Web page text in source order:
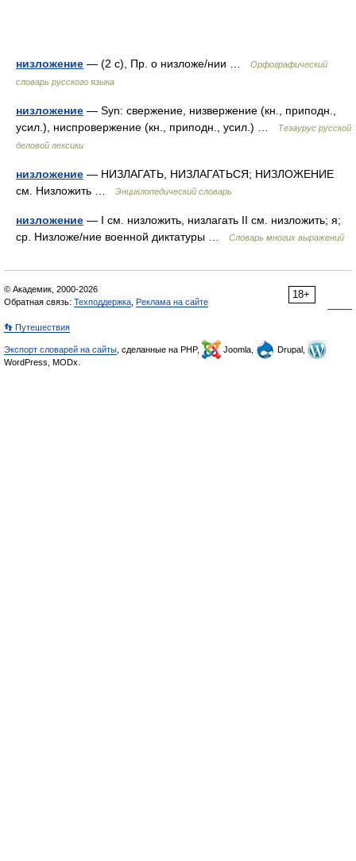
низложение — (2 с), Пр. о низложе/нии …
Орфографический
словарь русского языка
низложение — Syn: свержение, низвержение (кн., приподн.,
усил.), ниспровержение (кн., приподн., усил.) …
Тезаурус русской
деловой лексики
низложение — НИЗЛАГАТЬ, НИЗЛАГАТЬСЯ; НИЗЛОЖЕНИЕ
см. Низложить …
Энциклопедический словарь
низложение — I см. низложить, низлагать II см. низложить; я;
ср. Низложе/ние военной диктатуры …
Словарь многих выражений
18+
© Академик, 2000-2026
Обратная связь: Техподдержка Реклама на сайте
👣 Путешествия
Экспорт словарей на сайты , сделанные на PHP, Joomla,
Drupal,
WordPress, MODx.